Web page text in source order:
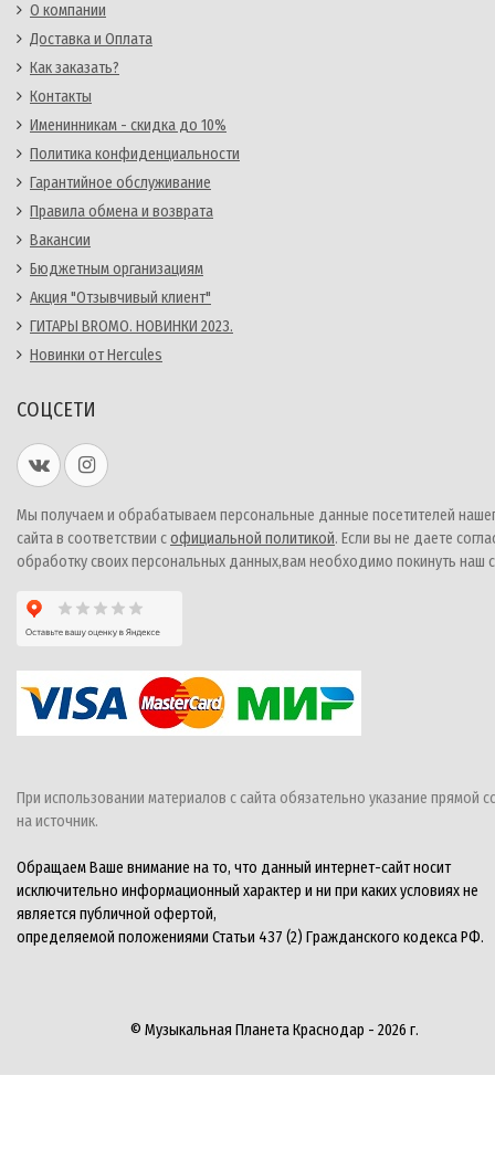
О компании
Доставка и Оплата
Как заказать?
Контакты
Именинникам - скидка до 10%
Политика конфиденциальности
Гарантийное обслуживание
Правила обмена и возврата
Вакансии
Бюджетным организациям
Акция "Отзывчивый клиент"
ГИТАРЫ BROMO. НОВИНКИ 2023.
Новинки от Hercules
СОЦСЕТИ
Мы получаем и обрабатываем персональные данные посетителей
сайта в соответствии софициальной политикой. Если вы не даете
обработку своих персональных данных,вам необходимо покинуть наш
При использовании материалов с сайта обязательно указание прямой
на источник.
Обращаем Ваше внимание на то, что данный интернет-сайт носит
исключительно информационный характер и ни при каких условиях не
является публичной офертой,
определяемой положениями Статьи 437 (2) Гражданского кодекса РФ.
© Музыкальная Планета Краснодар - 2026 г.